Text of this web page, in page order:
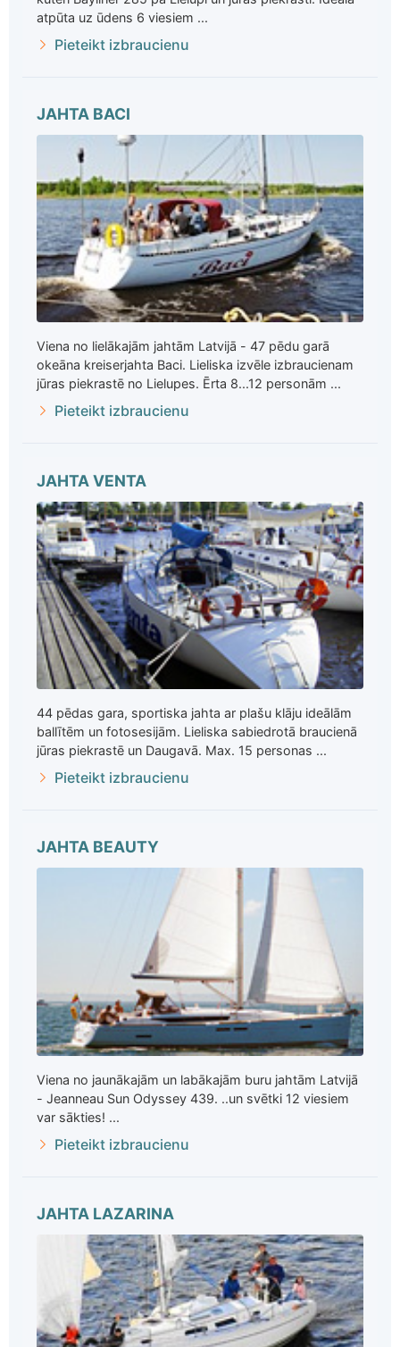
atpūta uz ūdens 6 viesiem ...
Pieteikt izbraucienu
JAHTA BACI
Viena no lielākajām jahtām Latvijā - 47 pēdu garā
okeāna kreiserjahta Baci. Lieliska izvēle izbraucienam
jūras piekrastē no Lielupes. Ērta 8...12 personām ...
Pieteikt izbraucienu
JAHTA VENTA
44 pēdas gara, sportiska jahta ar plašu klāju ideālām
ballītēm un fotosesijām. Lieliska sabiedrotā braucienā
jūras piekrastē un Daugavā. Max. 15 personas ...
Pieteikt izbraucienu
JAHTA BEAUTY
Viena no jaunākajām un labākajām buru jahtām Latvijā
- Jeanneau Sun Odyssey 439. ..un svētki 12 viesiem
var sākties! ...
Pieteikt izbraucienu
JAHTA LAZARINA